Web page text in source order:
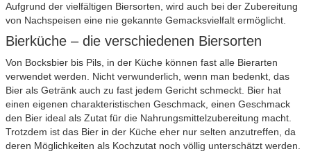
Aufgrund der vielfältigen Biersorten, wird auch bei der Zubereitung
von Nachspeisen eine nie gekannte Gemacksvielfalt ermöglicht.
Bierküche – die verschiedenen Biersorten
Von Bocksbier bis Pils, in der Küche können fast alle Bierarten
verwendet werden. Nicht verwunderlich, wenn man bedenkt, das
Bier als Getränk auch zu fast jedem Gericht schmeckt. Bier hat
einen eigenen charakteristischen Geschmack, einen Geschmack
den Bier ideal als Zutat für die Nahrungsmittelzubereitung macht.
Trotzdem ist das Bier in der Küche eher nur selten anzutreffen, da
deren Möglichkeiten als Kochzutat noch völlig unterschätzt werden.